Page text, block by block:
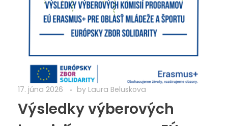
17. júna 2026 by Laura Beluskova
Výsledky výberových